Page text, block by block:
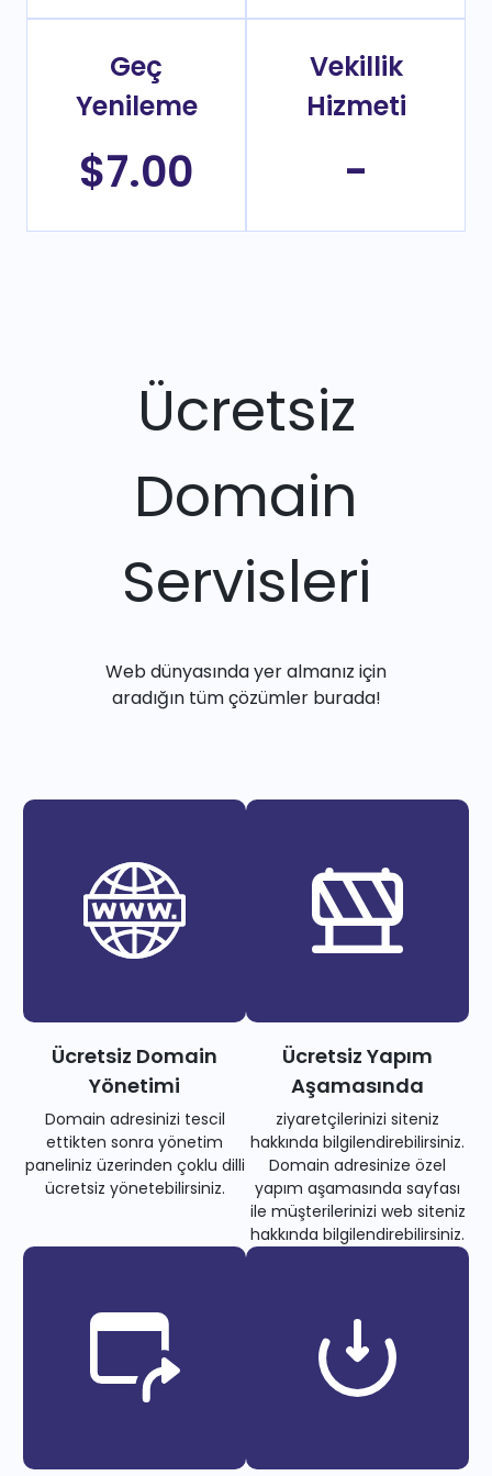
Geç
Yenileme
$7.00
Vekillik
Hizmeti
-
Ücretsiz
Domain
Servisleri
Web dünyasında yer almanız için
aradığın tüm çözümler burada!
Ücretsiz Domain
Yönetimi
Domain adresinizi tescil
ettikten sonra yönetim
paneliniz üzerinden çoklu dilli
ücretsiz yönetebilirsiniz.
Ücretsiz Yapım
Aşamasında
ziyaretçilerinizi siteniz
hakkında bilgilendirebilirsiniz.
Domain adresinize özel
yapım aşamasında sayfası
ile müşterilerinizi web siteniz
hakkında bilgilendirebilirsiniz.